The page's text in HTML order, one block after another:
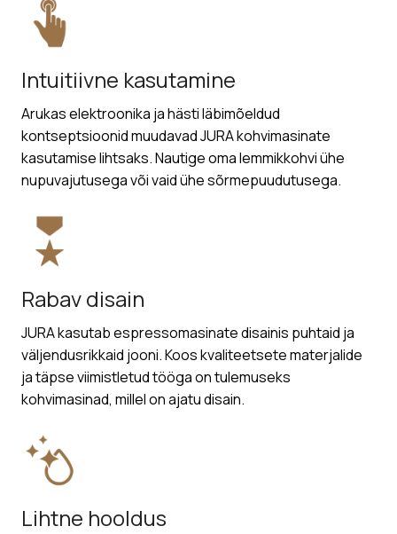
Intuitiivne kasutamine
Arukas elektroonika ja hästi läbimõeldud
kontseptsioonid muudavad JURA kohvimasinate
kasutamise lihtsaks. Nautige oma lemmikkohvi ühe
nupuvajutusega või vaid ühe sõrmepuudutusega.
Rabav disain
JURA kasutab espressomasinate disainis puhtaid ja
väljendusrikkaid jooni. Koos kvaliteetsete materjalide
ja täpse viimistletud tööga on tulemuseks
kohvimasinad, millel on ajatu disain.
Lihtne hooldus